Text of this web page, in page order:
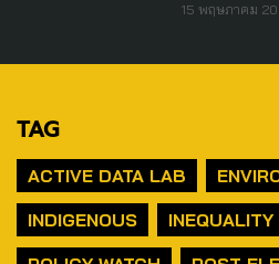
15 พฤษภาคม
TAG
ACTIVE DATA LAB
INDIGENOUS
INEQUALITY